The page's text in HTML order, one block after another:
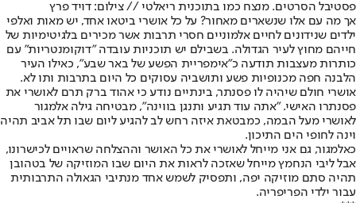
פסטיבל הסרטים. מנצח כמו בתוכנית ריאלטי // צילום: דויד פרץ
אך מה עם אלו שנשארים מאחור? על כל אושרי ביטאו אחד, יש מאות ואלפי
ילדים שנידונים לחיים אלמוניים חסרי תרבות אשר מכירים בלגיטימיות של
חייהם מחוץ לעיר הגדולה. בשבילם יש תוכניות עובדה "דוקומנטריות" עם
כותרות מעצבות תודעה כ"אימפריית הפשע של באר שבע", כאילו העיר
הלבנה חפה מכנופיות פשע ותושביה עסוקים כל היום בתרבות ותו לא.
אושרי חולם שיהיה לו פסנתר, בינתיים נודע כי אהוד ברק תרם לאושרי את
פסנתרו האישי. "אתה עוד תגיע ותנגן בווינה", מבטיחה גילה אלמגור
לאושרי מעל הבמה, כמבטאת איזה רחש לב להגיע ליום שבו תל אביב תהיה
וינה לחופי הים התיכון.
כאלמגור, גם אני מייחל לאושרי את כל האושר וההצלחה שראויים לכישרונו,
אבל ליבי הנחמץ מייחל שאזכה לראות את היום שבו המוזיקה של בטהובן
תהיה סתם מוזיקה יפה, ותפסיק לשמש אחד מנתיבי הגאולה התרבותית
עבור ילדי הפריפריה.